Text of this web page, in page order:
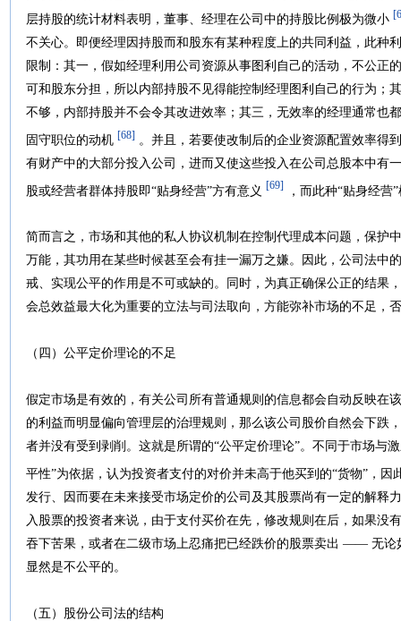
层持股的统计材料表明，董事、经理在公司中的持股比例极为微小
不关心。即便经理因持股而和股东有某种程度上的共同利益，此种
限制：其一，假如经理利用公司资源从事图利自己的活动，不公正
可和股东分担，所以内部持股不见得能控制经理图利自己的行为；
不够，内部持股并不会令其改进效率；其三，无效率的经理通常也
固守职位的动机 [68] 。并且，若要使改制后的企业资源配置效率得
有财产中的大部分投入公司，进而又使这些投入在公司总股本中有
股或经营者群体持股即“贴身经营”方有意义 [69] ，而此种“贴身经营
简而言之，市场和其他的私人协议机制在控制代理成本问题，保护
万能，其功用在某些时候甚至会有挂一漏万之嫌。因此，公司法中
戒、实现公平的作用是不可或缺的。同时，为真正确保公正的结果
会总效益最大化为重要的立法与司法取向，方能弥补市场的不足，
（四）公平定价理论的不足
假定市场是有效的，有关公司所有普通规则的信息都会自动反映在
的利益而明显偏向管理层的治理规则，那么该公司股价自然会下跌
者并没有受到剥削。这就是所谓的“公平定价理论”。不同于市场与
平性”为依据，认为投资者支付的对价并未高于他买到的“货物”，因
发行、因而要在未来接受市场定价的公司及其股票尚有一定的解释
入股票的投资者来说，由于支付买价在先，修改规则在后，如果没
吞下苦果，或者在二级市场上忍痛把已经跌价的股票卖出 —— 无论
显然是不公平的。
（五）股份公司法的结构